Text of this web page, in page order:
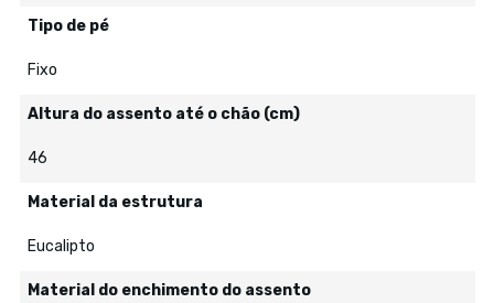
Tipo de pé
Fixo
Altura do assento até o chão (cm)
46
Material da estrutura
Eucalipto
Material do enchimento do assento